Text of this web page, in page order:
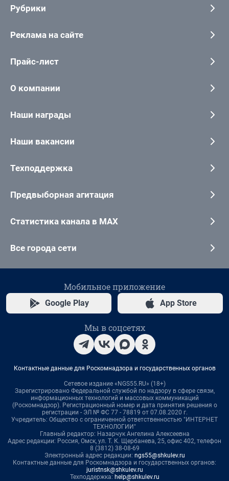
Рубрики
Реклама на сайте
Прайс-лист
О компании
Наши награды
Наши вакансии
Техподдержка
Предвыборная агитация
Статистика канала в MAX
Все города сети
Мобильное приложение
Google Play App Store
Мы в соцсетях
Контактные данные для Роскомнадзора и государственных органов
Сетевое издание «NGS55.RU» (18+)
Зарегистрировано Федеральной службой по надзору в сфере связи,
информационных технологий и массовых коммуникаций
(Роскомнадзор). Регистрационный номер и дата принятия решения о
регистрации - ЭЛ № ФС 77 - 78819 от 07.08.2020 г.
Учредитель: Общество с ограниченной ответственностью "ИНТЕРНЕТ
ТЕХНОЛОГИИ"
Главный редактор: Назарчук Ангелина Алексеевна
Адрес редакции: Россия, Омск, ул. Т. К. Щербанева, 25, офис 402, телефон
8 (3812) 38-08-69
Электронный адрес редакции: ngs55@shkulev.ru
Контактные данные для Роскомнадзора и государственных органов:
juristnsk@shkulev.ru
Техподдержка: help@shkulev.ru